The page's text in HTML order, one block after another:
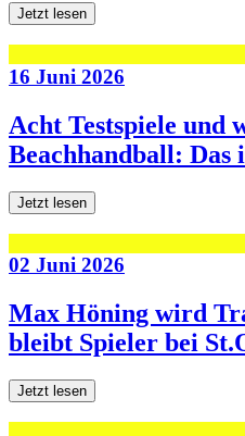
Jetzt lesen
16 Juni 2026
Acht Testspiele und
Beachhandball: Das
Jetzt lesen
02 Juni 2026
Max Höning wird
bleibt Spieler bei
Jetzt lesen